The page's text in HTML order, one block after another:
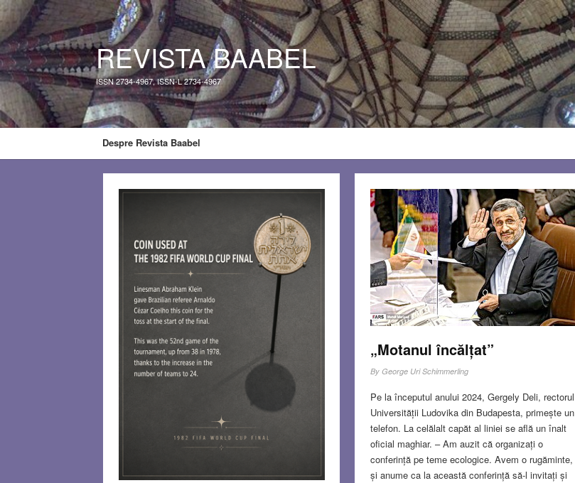
REVISTA BAABEL
ISSN 2734-4967, ISSN-L 2734-4967
Despre Revista Baabel
„Motanul încălțat”
By George Uri Schimmerling
Pe la începutul anului 2024, Gergely Deli, rectorul
Universității Ludovika din Budapesta, primește un
telefon. La celălalt capăt al liniei se află un înalt
oficial maghiar. – Am auzit că organizați o
conferință pe teme ecologice. Avem o rugăminte,
și anume ca la această conferință să-l invitați și